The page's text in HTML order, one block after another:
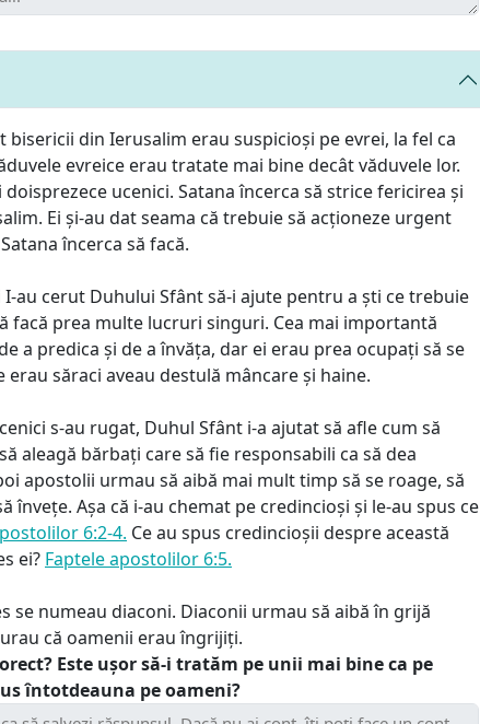
bisericii din Ierusalim erau suspicioși pe evrei, la fel ca
evreice erau tratate mai bine decât văduvele lor.
ucenici. Satana încerca să strice fericirea și
Ei și-au dat seama că trebuie să acționeze urgent
încerca să facă.
I-au cerut Duhului Sfânt să-i ajute pentru a ști ce trebuie
facă prea multe lucruri singuri. Cea mai importantă
a predica și de a învăța, dar ei erau prea ocupați să se
erau săraci aveau destulă mâncare și haine.
s-au rugat, Duhul Sfânt i-a ajutat să afle cum să
aleagă bărbați care să fie responsabili ca să dea
apostolii urmau să aibă mai mult timp să se roage, să
învețe. Așa că i-au chemat pe credincioși și le-au spus ce
6:2-4. Ce au spus credincioșii despre această
ei? Faptele apostolilor 6:5.
se numeau diaconi. Diaconii urmau să aibă în grijă
că oamenii erau îngrijiți.
Este ușor să-i tratăm pe unii mai bine ca pe
întotdeauna pe oameni?